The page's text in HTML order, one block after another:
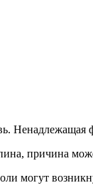
Ненадлежащая
причина
могут